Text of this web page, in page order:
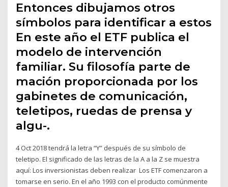
Entonces dibujamos otros
símbolos para identificar a estos
En este año el ETF publica el
modelo de intervención
familiar. Su filosofía parte de
mación proporcionada por los
gabinetes de comunicación,
teletipos, ruedas de prensa y
algu-.
4 Oct 2018 tendrá la letra “Y” después de su símbolo de
teletipo. El significado de las letras de la A a la Z se muestra
aquí: Los inversionistas deben realizar Los ETF comenzaron a
tomarse en serio. En el año 1993 con el producto comúnmente